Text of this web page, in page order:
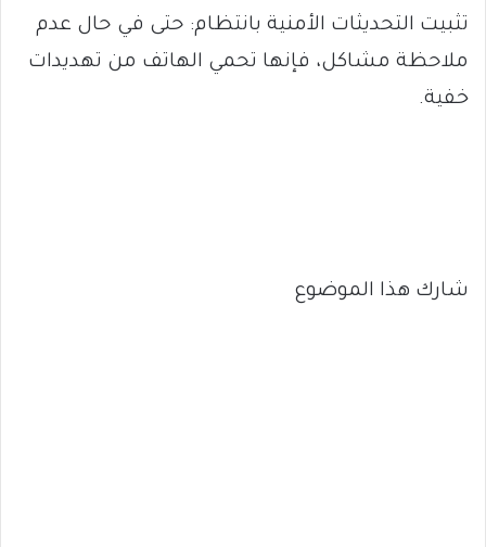
تثبيت التحديثات الأمنية بانتظام: حتى في حال عدم
ملاحظة مشاكل، فإنها تحمي الهاتف من تهديدات
خفية.
شارك هذا الموضوع